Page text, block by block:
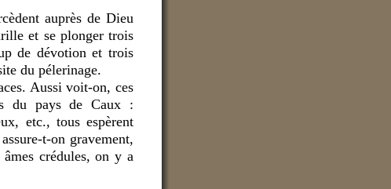
auprès de Dieu
et se plonger trois
de dévotion et trois
du pélerinage.
Aussi voit-on, ces
du pays de Caux :
etc., tous espèrent
t-on gravement,
crédules, on y a